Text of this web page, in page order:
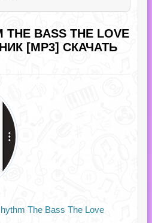
THE BASS THE LOVE
[MP3] СКАЧАТЬ
The Bass The Love